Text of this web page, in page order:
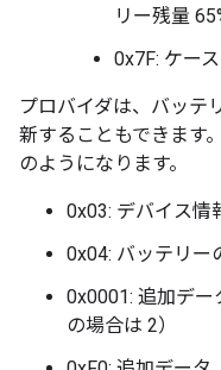
リー残量
0x7F: ケー
プロバイダは、バッテ
新することもできます
のようになります。
0x03: デバイス情
0x04: バッテリー
0x0001: 追加デー
の場合は 2）